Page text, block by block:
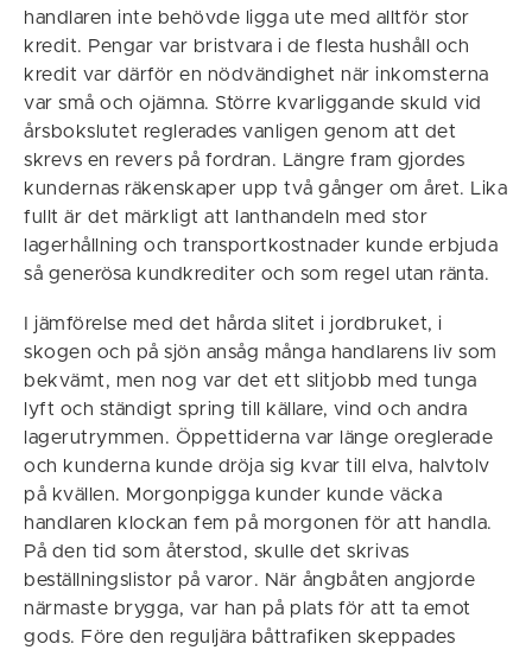
handlaren inte behövde ligga ute med alltför stor
kredit. Pengar var bristvara i de flesta hushåll och
kredit var därför en nödvändighet när inkomsterna
var små och ojämna. Större kvarliggande skuld vid
årsbokslutet reglerades vanligen genom att det
skrevs en revers på fordran. Längre fram gjordes
kundernas räkenskaper upp två gånger om året. Lika
fullt är det märkligt att lanthandeln med stor
lagerhållning och transportkostnader kunde erbjuda
så generösa kundkrediter och som regel utan ränta.
I jämförelse med det hårda slitet i jordbruket, i
skogen och på sjön ansåg många handlarens liv som
bekvämt, men nog var det ett slitjobb med tunga
lyft och ständigt spring till källare, vind och andra
lagerutrymmen. Öppettiderna var länge oreglerade
och kunderna kunde dröja sig kvar till elva, halvtolv
på kvällen. Morgonpigga kunder kunde väcka
handlaren klockan fem på morgonen för att handla.
På den tid som återstod, skulle det skrivas
beställningslistor på varor. När ångbåten angjorde
närmaste brygga, var han på plats för att ta emot
gods. Före den reguljära båttrafiken skeppades